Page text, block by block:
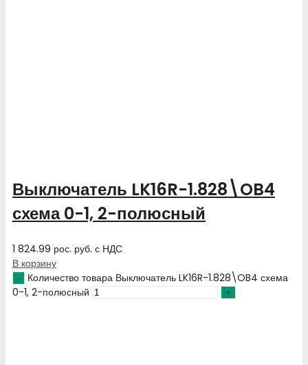
Выключатель LK16R-1.828\OB4
схема 0-1, 2-полюсный
1 824.99 рос. руб. с НДС
В корзину
Количество товара Выключатель LK16R-1.828\OB4 схема
0-1, 2-полюсный